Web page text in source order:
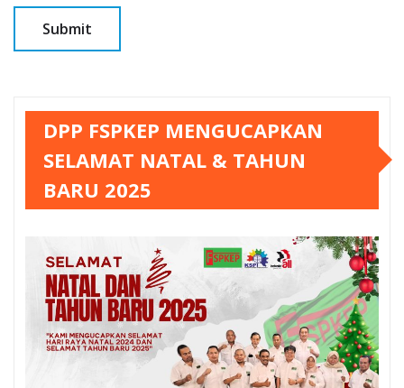
DPP FSPKEP MENGUCAPKAN
SELAMAT NATAL & TAHUN
BARU 2025